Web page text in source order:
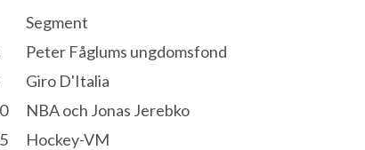
Segment
Peter Fåglums ungdomsfond
Giro D'Italia
NBA och Jonas Jerebko
Hockey-VM